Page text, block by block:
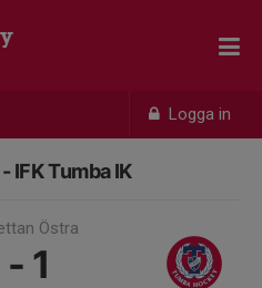
Logga in
IFK Tumba IK
Östra
1